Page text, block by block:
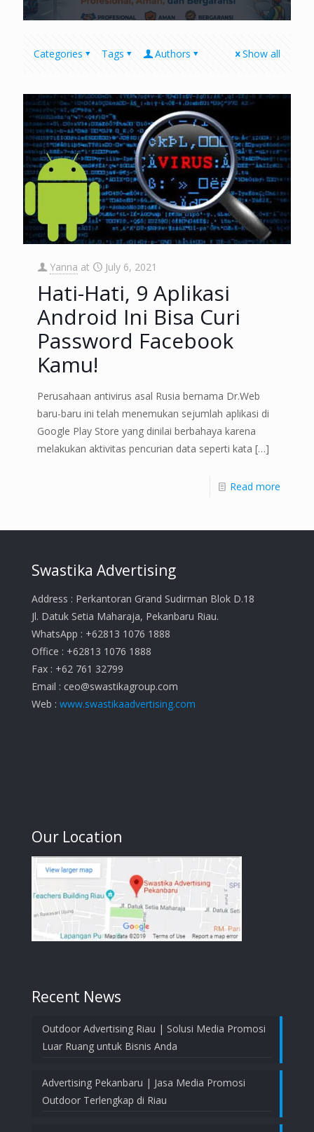
Categories Tags Authors Show all
Yanna at July 6, 2021
Hati-Hati, 9 Aplikasi
Android Ini Bisa Curi
Password Facebook
Kamu!
Perusahaan antivirus asal Rusia bernama Dr.Web
baru-baru ini telah menemukan sejumlah aplikasi di
Google Play Store yang dinilai berbahaya karena
melakukan aktivitas pencurian data seperti kata […]
Read more
Swastika Advertising
Address : Perkantoran Grand Sudirman Blok D.18
Jl. Datuk Setia Maharaja, Pekanbaru Riau.
WhatsApp : +62813 1076 1888
Office : +62813 1076 1888
Fax : +62 761 32799
Email : ceo@swastikagroup.com
Web : www.swastikaadvertising.com
Our Location
Recent News
Outdoor Advertising Riau | Solusi Media Promosi
Luar Ruang untuk Bisnis Anda
Advertising Pekanbaru | Jasa Media Promosi
Outdoor Terlengkap di Riau